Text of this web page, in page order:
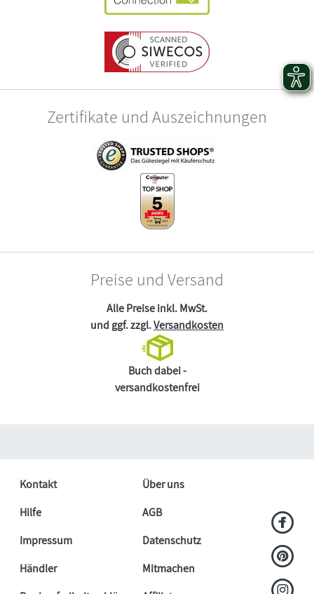
Zertifikate und Auszeichnungen
Preise und Versand
Alle Preise inkl. MwSt.
und ggf. zzgl.Versandkosten
Buch dabei -
versandkostenfrei
Kontakt
Über uns
Hilfe
AGB
Impressum
Datenschutz
Händler
Mitmachen